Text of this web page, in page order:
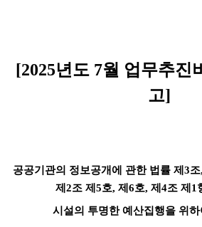
[2025년도 7월 업무추진
고]
공공기관의 정보공개에 관한 법률 제3조,
제2조 제5호, 제6호, 제4조 제1
시설의 투명한 예산집행을 위